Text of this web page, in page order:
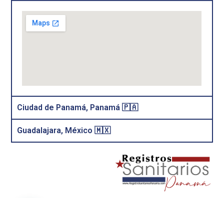
Ciudad de Panamá, Panamá 🇵🇦
Guadalajara, México 🇲🇽